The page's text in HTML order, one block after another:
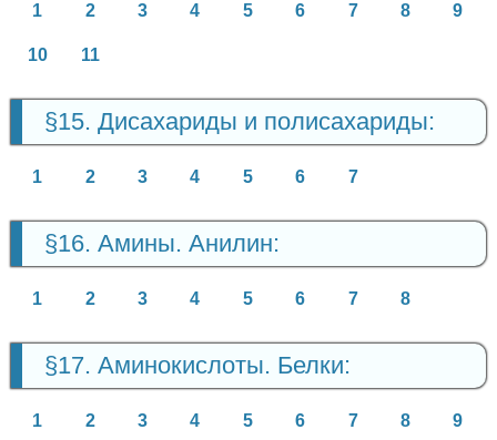
1 2 3 4 5 6 7 8 9
10 11
§15. Дисахариды и полисахариды:
1 2 3 4 5 6 7
§16. Амины. Анилин:
1 2 3 4 5 6 7 8
§17. Аминокислоты. Белки:
1 2 3 4 5 6 7 8 9